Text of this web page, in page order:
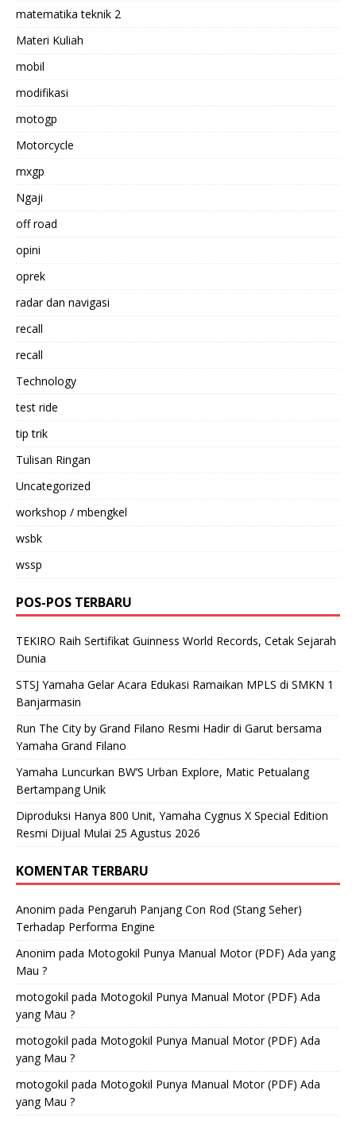
matematika teknik 2
Materi Kuliah
mobil
modifikasi
motogp
Motorcycle
mxgp
Ngaji
off road
opini
oprek
radar dan navigasi
recall
recall
Technology
test ride
tip trik
Tulisan Ringan
Uncategorized
workshop / mbengkel
wsbk
wssp
POS-POS TERBARU
TEKIRO Raih Sertifikat Guinness World Records, Cetak Sejarah
Dunia
STSJ Yamaha Gelar Acara Edukasi Ramaikan MPLS di SMKN 1
Banjarmasin
Run The City by Grand Filano Resmi Hadir di Garut bersama
Yamaha Grand Filano
Yamaha Luncurkan BW’S Urban Explore, Matic Petualang
Bertampang Unik
Diproduksi Hanya 800 Unit, Yamaha Cygnus X Special Edition
Resmi Dijual Mulai 25 Agustus 2026
KOMENTAR TERBARU
Anonim pada Pengaruh Panjang Con Rod (Stang Seher)
Terhadap Performa Engine
Anonim pada Motogokil Punya Manual Motor (PDF) Ada yang
Mau ?
motogokil pada Motogokil Punya Manual Motor (PDF) Ada
yang Mau ?
motogokil pada Motogokil Punya Manual Motor (PDF) Ada
yang Mau ?
motogokil pada Motogokil Punya Manual Motor (PDF) Ada
yang Mau ?